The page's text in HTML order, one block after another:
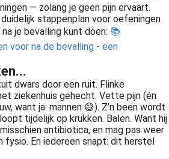
— zolang je geen pijn ervaart.
stappenplan voor oefeningen
je bevalling kunt doen: 📚
voor na de bevalling - een
dwars door een ruit. Flinke
ziekenhuis gehecht. Vette pijn (én
want ja: mannen 😅). Z’n been wordt
tijdelijk op krukken. Balen. Want hij
antibiotica, en mag pas weer
fysio. En iedereen snapt: dit herstel